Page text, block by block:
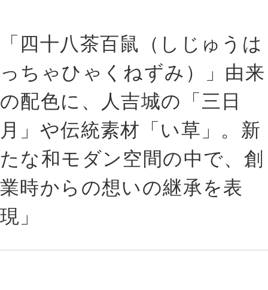
「四十八茶百鼠（しじゅうは
っちゃひゃくねずみ）」由来
の配色に、人吉城の「三日
月」や伝統素材「い草」。新
たな和モダン空間の中で、創
業時からの想いの継承を表
現」